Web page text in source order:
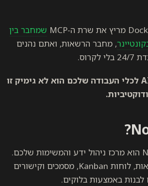
שמחבר בין
, מחבר הרשאות, ואתם נהנים
AI לכלי העבודה שלכם הוא לא גימיק זו
במשפט אחד, Notion הוא מרכז ניהול ידע והמשימות שלכם.
הוא מכיל דפים, טבלאות, לוחות Kanban, מסמכים וקישורים
באמצעות בלוקים.